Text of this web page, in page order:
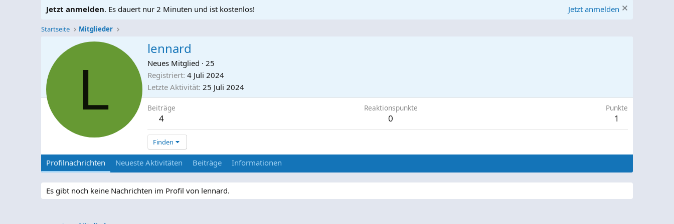
Jetzt anmelden. Es dauert nur 2 Minuten und ist kostenlos! Jetzt anmelden
Startseite Mitglieder
L
lennard
Neues Mitglied · 25
Registriert 4 Juli 2024
Letzte Aktivität 25 Juli 2024
Beiträge
4
Reaktionspunkte
0
Punkte
1
Finden
Profilnachrichten Neueste Aktivitäten Beiträge Informationen
Es gibt noch keine Nachrichten im Profil von lennard.